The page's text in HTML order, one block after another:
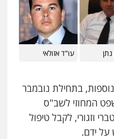
עו"ד אזולאי
בתחילת נובמבר
המחוזי לשב"ס
וזגורי, לקבל טיפול
על ידם.